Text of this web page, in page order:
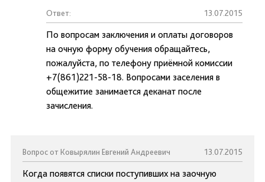
Ответ: 13.07.2015
По вопросам заключения и оплаты договоров
на очную форму обучения обращайтесь,
пожалуйста, по телефону приёмной комиссии
+7(861)221-58-18. Вопросами заселения в
общежитие занимается деканат после
зачисления.
Вопрос от Ковырялин Евгений Андреевич 13.07.2015
Когда появятся списки поступивших на заочную